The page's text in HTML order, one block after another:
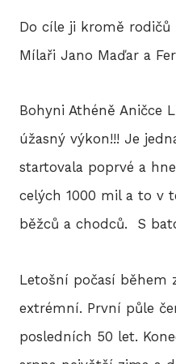
Do cíle ji kromě
Mílaři Jano Maďar a
Bohyni Athéně Aničce
úžasný výkon!!! Je
startovala poprvé a
celých 1000 mil a to v
běžců a chodců. S
Letošní počasí během
extrémní. První půle
posledních 50 let.